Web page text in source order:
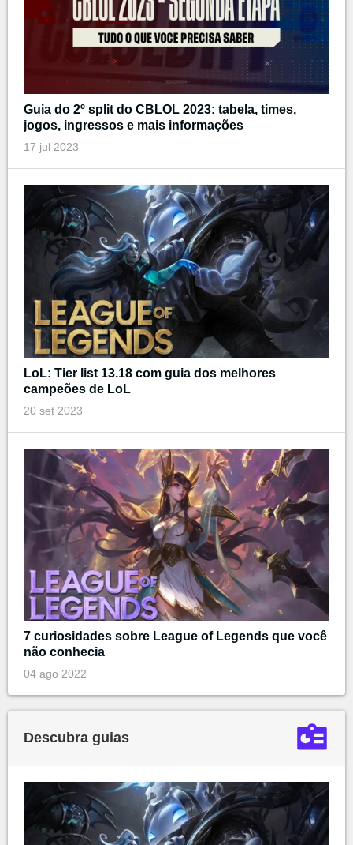
Guia do 2º split do CBLOL 2023: tabela, times,
jogos, ingressos e mais informações
17 jul 2023
LoL: Tier list 13.18 com guia dos melhores
campeões de LoL
20 set 2023
7 curiosidades sobre League of Legends que você
não conhecia
04 ago 2022
Descubra guias